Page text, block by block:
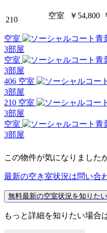
210 空室 ￥54,800
空室
3部屋
空室
3部屋
406 空室
3部屋
210 空室
3部屋
空室
3部屋
この物件が気になりました
最新の空き室状況は問い合
無料最新の空室状況を知りたい
もっと詳細を知りたい場合